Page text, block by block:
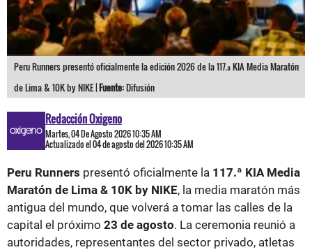
Peru Runners presentó oficialmente la edición 2026 de la 117.ª KIA Media Maratón
de Lima & 10K by NIKE |Fuente:Difusión
Redacción Oxigeno
Martes, 04 De Agosto 2026 10:35 AM
Actualizado el 04 de agosto del 2026 10:35 AM
Peru Runners presentó oficialmente la 117.ª KIA Media
Maratón de Lima & 10K by NIKE, la media maratón más
antigua del mundo, que volverá a tomar las calles de la
capital el próximo 23 de agosto. La ceremonia reunió a
autoridades, representantes del sector privado, atletas